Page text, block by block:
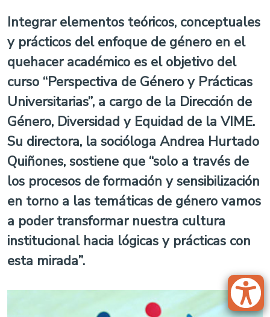
Integrar elementos teóricos, conceptuales
y prácticos del enfoque de género en el
quehacer académico es el objetivo del
curso “Perspectiva de Género y Prácticas
Universitarias”, a cargo de la Dirección de
Género, Diversidad y Equidad de la VIME.
Su directora, la socióloga Andrea Hurtado
Quiñones, sostiene que “solo a través de
los procesos de formación y sensibilización
en torno a las temáticas de género vamos
a poder transformar nuestra cultura
institucional hacia lógicas y prácticas con
esta mirada”.